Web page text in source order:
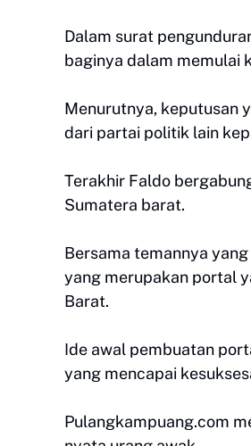
Dalam surat
baginya dalam memulai
Menurutnya, keputusan
dari partai politik lain
Terakhir Faldo
Sumatera barat.
Bersama temannya
yang merupakan portal
Barat.
Ide awal pembuatan
yang mencapai
Pulangkampuang.com